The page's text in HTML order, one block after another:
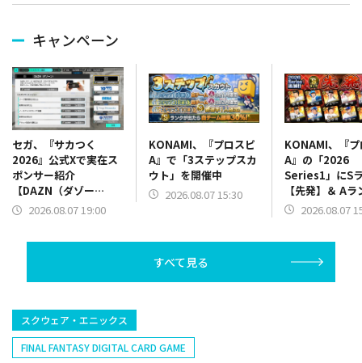
キャンペーン
セガ、『サカつく
2026』公式Xで実在ス
ポンサー紹介
【DAZN（ダゾー
ン）】篇をポスト
2026.08.07 19:00
KONAMI、『プロスピ
A』で「3ステップスカ
ウト」を開催中
2026.08.07 15:30
KONAMI、『
A』の「2026
Series1」にS
【先発】＆ Aラ
【野手】新登
塁手)、持丸泰
捕手)など
2026.08.07
すべて見る
スクウェア・エニックス
FINAL FANTASY DIGITAL CARD GAME